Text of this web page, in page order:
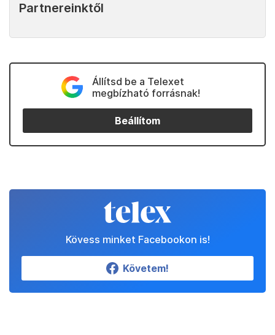
Partnereinktől
Állítsd be a Telexet
megbízható forrásnak!
Beállítom
Kövess minket Facebookon is!
Követem!